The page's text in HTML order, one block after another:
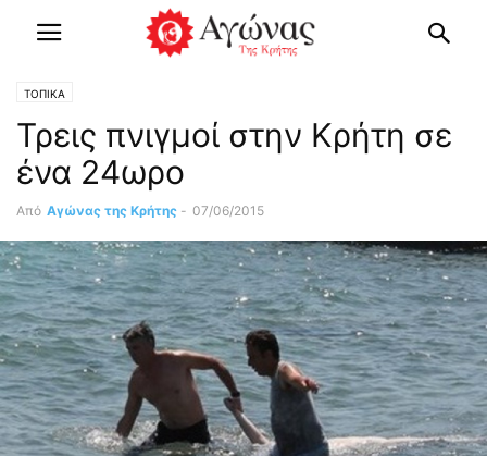
ΤΟΠΙΚΑ
Τρεις πνιγμοί στην Κρήτη σε
ένα 24ωρο
Από Αγώνας της Κρήτης - 07/06/2015